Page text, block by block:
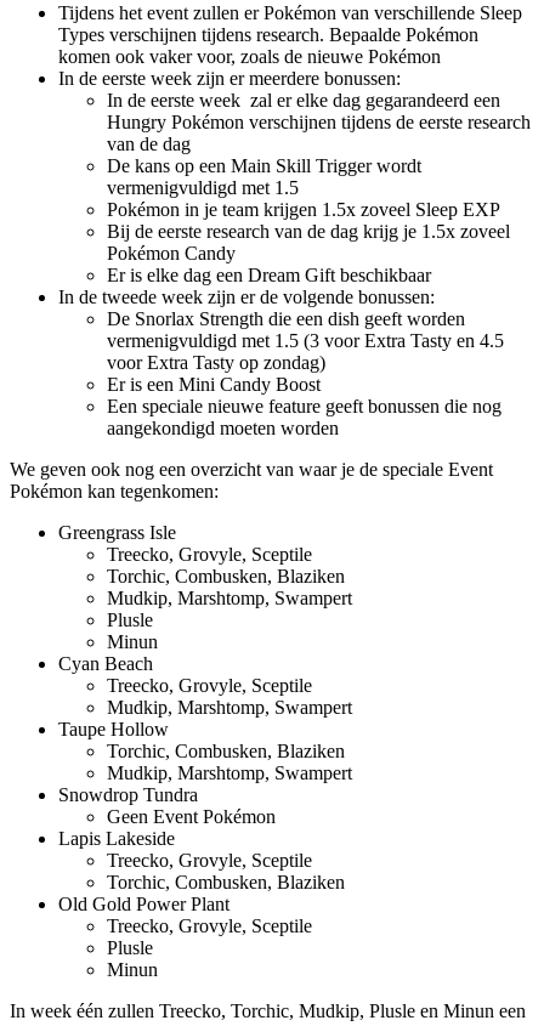
Tijdens het event zullen er Pokémon van verschillende Sleep
Types verschijnen tijdens research. Bepaalde Pokémon
komen ook vaker voor, zoals de nieuwe Pokémon
In de eerste week zijn er meerdere bonussen:
In de eerste week zal er elke dag gegarandeerd een
Hungry Pokémon verschijnen tijdens de eerste research
van de dag
De kans op een Main Skill Trigger wordt
vermenigvuldigd met 1.5
Pokémon in je team krijgen 1.5x zoveel Sleep EXP
Bij de eerste research van de dag krijg je 1.5x zoveel
Pokémon Candy
Er is elke dag een Dream Gift beschikbaar
In de tweede week zijn er de volgende bonussen:
De Snorlax Strength die een dish geeft worden
vermenigvuldigd met 1.5 (3 voor Extra Tasty en 4.5
voor Extra Tasty op zondag)
Er is een Mini Candy Boost
Een speciale nieuwe feature geeft bonussen die nog
aangekondigd moeten worden
We geven ook nog een overzicht van waar je de speciale Event
Pokémon kan tegenkomen:
Greengrass Isle
Treecko, Grovyle, Sceptile
Torchic, Combusken, Blaziken
Mudkip, Marshtomp, Swampert
Plusle
Minun
Cyan Beach
Treecko, Grovyle, Sceptile
Mudkip, Marshtomp, Swampert
Taupe Hollow
Torchic, Combusken, Blaziken
Mudkip, Marshtomp, Swampert
Snowdrop Tundra
Geen Event Pokémon
Lapis Lakeside
Treecko, Grovyle, Sceptile
Torchic, Combusken, Blaziken
Old Gold Power Plant
Treecko, Grovyle, Sceptile
Plusle
Minun
In week één zullen Treecko, Torchic, Mudkip, Plusle en Minun een